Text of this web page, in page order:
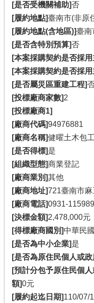
[是否受機關補助]否
[履約地點]臺南市(非原
[履約地點(含地區)]臺南
[是否含特別預算]否
[本案採購契約是否採
[本案採購契約是否採
[是否屬災區重建工程]
[投標廠商家數]2
[投標廠商1]
[廠商代碼]94976881
[廠商名稱]健曜土木包
[是否得標]是
[組織型態]商業登記
[廠商業別]其他
[廠商地址]721臺南市
[廠商電話]0931-115989
[決標金額]2,478,000元
[得標廠商國別]中華民
[是否為中小企業]是
[是否為原住民個人或
[預計分包予原住民個
額]0元
[履約起迄日期]110/07/